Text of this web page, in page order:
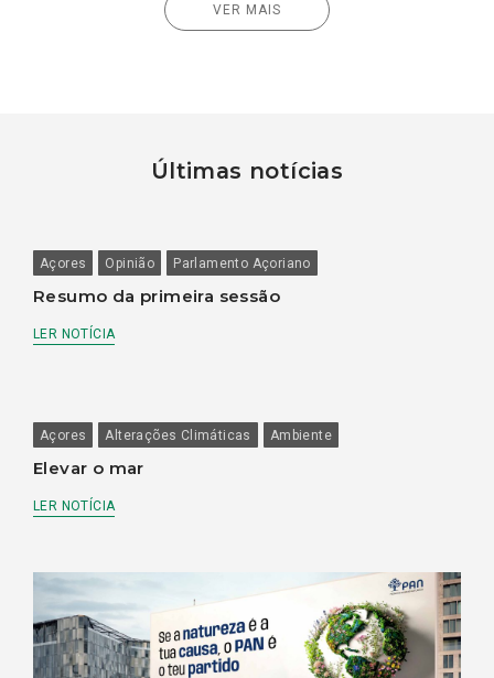
VER MAIS
Últimas notícias
Açores Opinião Parlamento Açoriano
Resumo da primeira sessão
LER NOTÍCIA
Açores Alterações Climáticas Ambiente
Elevar o mar
LER NOTÍCIA